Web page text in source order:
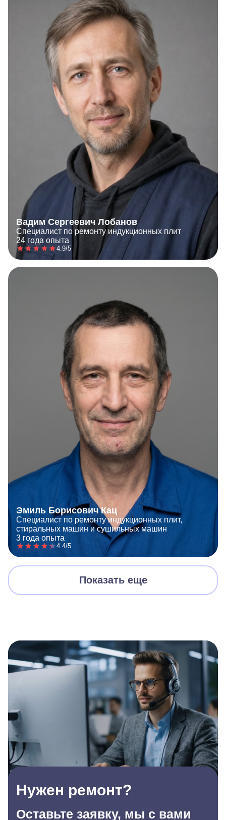
Вадим Сергеевич Лобанов
Специалист по ремонту индукционных плит
24 года опыта
4.9/5
Эмиль Борисович Кац
Специалист по ремонту индукционных плит,
стиральных машин и сушильных машин
3 года опыта
4.4/5
Показать еще
Нужен ремонт?
Оставьте заявку, мы с вами